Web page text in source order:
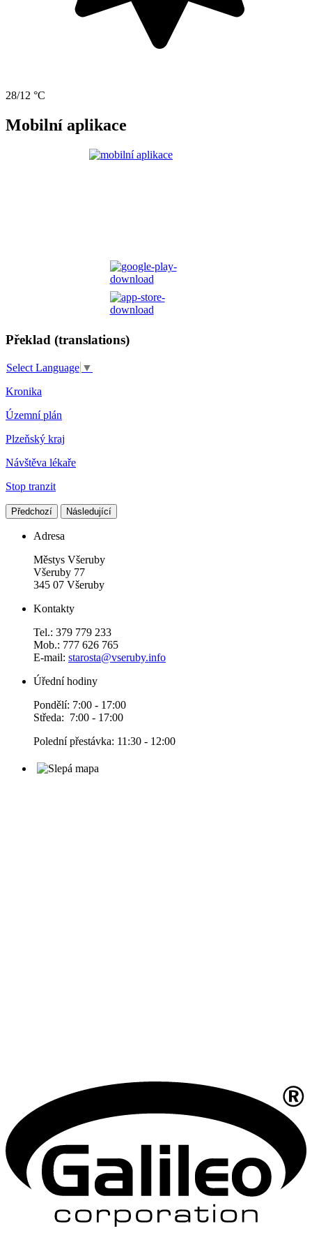
28/12 °C
Mobilní aplikace
Překlad (translations)
Select Language ▼
Kronika
Územní plán
Plzeňský kraj
Návštěva lékaře
Stop tranzit
Předchozí Následující
Adresa
Městys Všeruby
Všeruby 77
345 07 Všeruby
Kontakty
Tel.: 379 779 233
Mob.: 777 626 765
E-mail: starosta@vseruby.info
Úřední hodiny
Pondělí: 7:00 - 17:00
Středa: 7:00 - 17:00
Polední přestávka: 11:30 - 12:00